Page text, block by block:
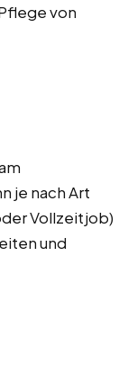
von
je nach Art
Vollzeitjob)
und